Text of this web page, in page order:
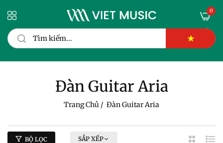
★
0
Đàn Guitar Aria
Trang Chủ / Đàn Guitar Aria
BỘ LỌC SẮP XẾP